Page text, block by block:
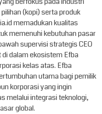
(kopi) serta produk
memadukan kualitas
memenuhi kebutuhan pasar
supervisi strategis CEO
dalam ekosistem Efba
kelas atas. Efba
utama bagi pemilik
korporasi yang ingin
melalui integrasi teknologi,
global.